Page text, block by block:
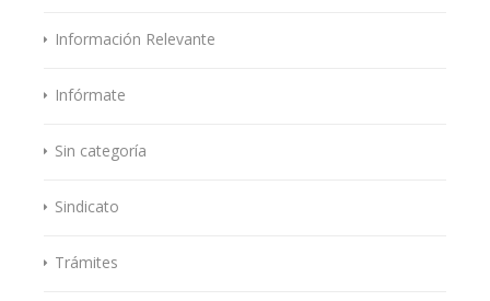
Información Relevante
Infórmate
Sin categoría
Sindicato
Trámites